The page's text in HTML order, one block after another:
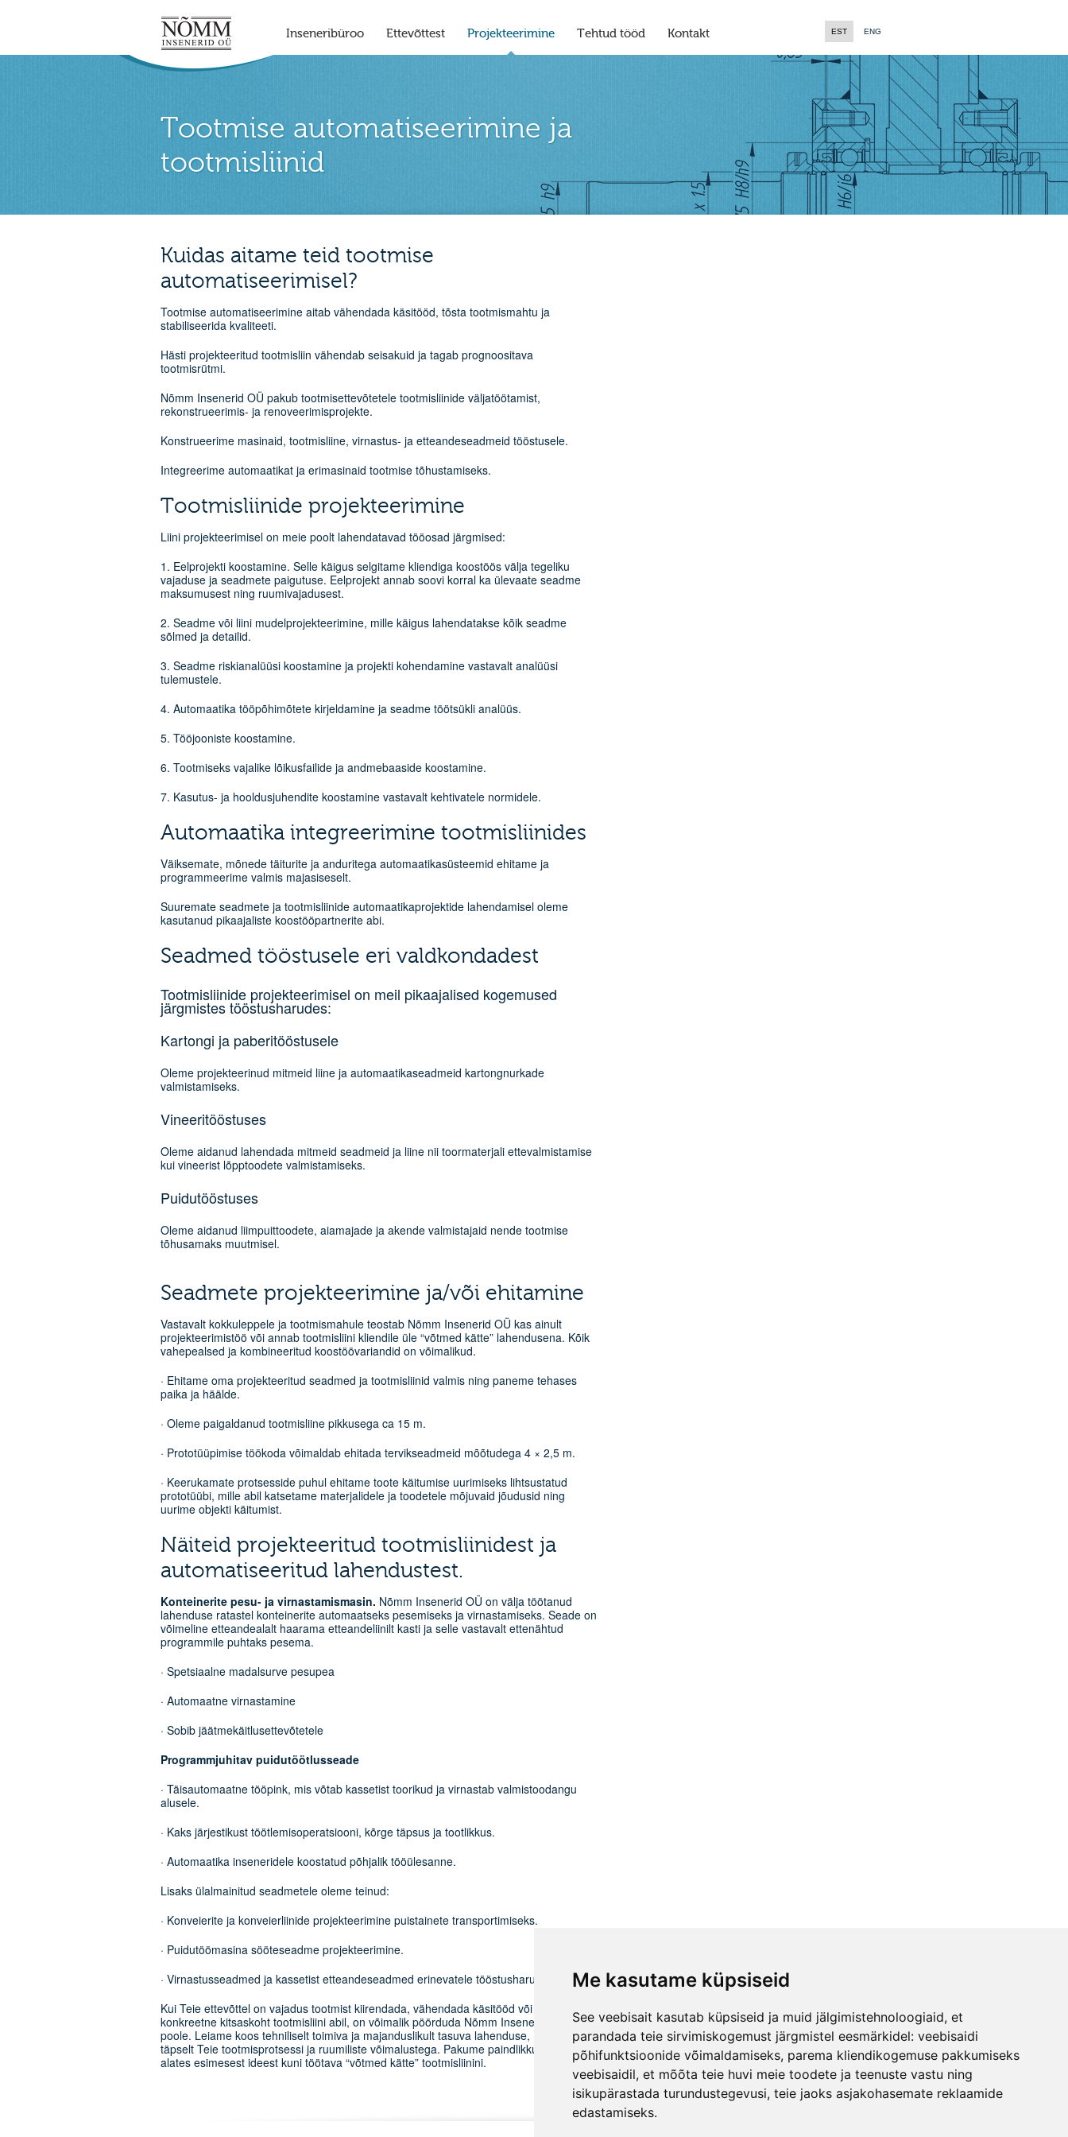
Me kasutame küpsiseid
See veebisait kasutab küpsiseid ja muid jälgimistehnoloogiaid, et
parandada teie sirvimiskogemust järgmistel eesmärkidel: veebisaidi
põhifunktsioonide võimaldamiseks, parema kliendikogemuse pakkumiseks
veebisaidil, et mõõta teie huvi meie toodete ja teenuste vastu ning
isikupärastada turundustegevusi, teie jaoks asjakohasemate reklaamide
edastamiseks.
EST ENG
Inseneribüroo Ettevõttest Projekteerimine Tehtud tööd Kontakt
Tootmise automatiseerimine ja
tootmisliinid
Kuidas aitame teid tootmise
automatiseerimisel?
Tootmise automatiseerimine aitab vähendada käsitööd, tõsta tootmismahtu ja
stabiliseerida kvaliteeti.
Hästi projekteeritud tootmisliin vähendab seisakuid ja tagab prognoositava
tootmisrütmi.
Nõmm Insenerid OÜ pakub tootmisettevõtetele tootmisliinide väljatöötamist,
rekonstrueerimis- ja renoveerimisprojekte.
Konstrueerime masinaid, tootmisliine, virnastus- ja etteandeseadmeid tööstusele.
Integreerime automaatikat ja erimasinaid tootmise tõhustamiseks.
Tootmisliinide projekteerimine
Liini projekteerimisel on meie poolt lahendatavad tööosad järgmised:
1. Eelprojekti koostamine. Selle käigus selgitame kliendiga koostöös välja tegeliku
vajaduse ja seadmete paigutuse. Eelprojekt annab soovi korral ka ülevaate seadme
maksumusest ning ruumivajadusest.
2. Seadme või liini mudelprojekteerimine, mille käigus lahendatakse kõik seadme
sõlmed ja detailid.
3. Seadme riskianalüüsi koostamine ja projekti kohendamine vastavalt analüüsi
tulemustele.
4. Automaatika tööpõhimõtete kirjeldamine ja seadme töötsükli analüüs.
5. Tööjooniste koostamine.
6. Tootmiseks vajalike lõikusfailide ja andmebaaside koostamine.
7. Kasutus- ja hooldusjuhendite koostamine vastavalt kehtivatele normidele.
Automaatika integreerimine tootmisliinides
Väiksemate, mõnede täiturite ja anduritega automaatikasüsteemid ehitame ja
programmeerime valmis majasiseselt.
Suuremate seadmete ja tootmisliinide automaatikaprojektide lahendamisel oleme
kasutanud pikaajaliste koostööpartnerite abi.
Seadmed tööstusele eri valdkondadest
Tootmisliinide projekteerimisel on meil pikaajalised kogemused
järgmistes tööstusharudes:
Kartongi ja paberitööstusele
Oleme projekteerinud mitmeid liine ja automaatikaseadmeid kartongnurkade
valmistamiseks.
Vineeritööstuses
Oleme aidanud lahendada mitmeid seadmeid ja liine nii toormaterjali ettevalmistamise
kui vineerist lõpptoodete valmistamiseks.
Puidutööstuses
Oleme aidanud liimpuittoodete, aiamajade ja akende valmistajaid nende tootmise
tõhusamaks muutmisel.
Seadmete projekteerimine ja/või ehitamine
Vastavalt kokkuleppele ja tootmismahule teostab Nõmm Insenerid OÜ kas ainult
projekteerimistöö või annab tootmisliini kliendile üle “võtmed kätte” lahendusena. Kõik
vahepealsed ja kombineeritud koostöövariandid on võimalikud.
· Ehitame oma projekteeritud seadmed ja tootmisliinid valmis ning paneme tehases
paika ja häälde.
· Oleme paigaldanud tootmisliine pikkusega ca 15 m.
· Prototüüpimise töökoda võimaldab ehitada tervikseadmeid mõõtudega 4 × 2,5 m.
· Keerukamate protsesside puhul ehitame toote käitumise uurimiseks lihtsustatud
prototüübi, mille abil katsetame materjalidele ja toodetele mõjuvaid jõudusid ning
uurime objekti käitumist.
Näiteid projekteeritud tootmisliinidest ja
automatiseeritud lahendustest.
Konteinerite pesu- ja virnastamismasin. Nõmm Insenerid OÜ on välja töötanud
lahenduse ratastel konteinerite automaatseks pesemiseks ja virnastamiseks. Seade on
võimeline etteandealalt haarama etteandeliinilt kasti ja selle vastavalt ettenähtud
programmile puhtaks pesema.
· Spetsiaalne madalsurve pesupea
· Automaatne virnastamine
· Sobib jäätmekäitlusettevõtetele
Programmjuhitav puidutöötlusseade
· Täisautomaatne tööpink, mis võtab kassetist toorikud ja virnastab valmistoodangu
alusele.
· Kaks järjestikust töötlemisoperatsiooni, kõrge täpsus ja tootlikkus.
· Automaatika inseneridele koostatud põhjalik tööülesanne.
Lisaks ülalmainitud seadmetele oleme teinud:
· Konveierite ja konveierliinide projekteerimine puistainete transportimiseks.
· Puidutöömasina sööteseadme projekteerimine.
· Virnastusseadmed ja kassetist etteandeseadmed erinevatele tööstusharudele.
Kui Teie ettevõttel on vajadus tootmist kiirendada, vähendada käsitööd või lahendada
konkreetne kitsaskoht tootmisliini abil, on võimalik pöörduda Nõmm Insenerid OÜ
poole. Leiame koos tehniliselt toimiva ja majanduslikult tasuva lahenduse, mis sobitub
täpselt Teie tootmisprotsessi ja ruumiliste võimalustega. Pakume paindlikku koostööd
alates esimesest ideest kuni töötava “võtmed kätte” tootmisliinini.